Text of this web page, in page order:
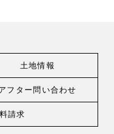
土地情報
フター問い合わせ
請求